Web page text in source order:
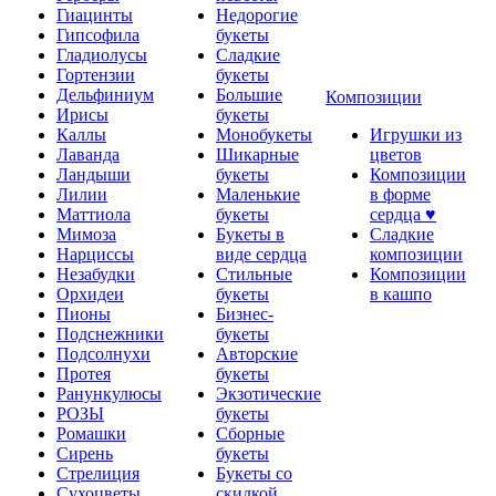
Гиацинты
Гипсофила
Гладиолусы
Гортензии
Дельфиниум
Ирисы
Каллы
Лаванда
Ландыши
Лилии
Маттиола
Мимоза
Нарциссы
Незабудки
Орхидеи
Пионы
Подснежники
Подсолнухи
Протея
Ранункулюсы
РОЗЫ
Ромашки
Сирень
Стрелиция
Недорогие
букеты
Сладкие
букеты
Большие
букеты
Монобукеты
Шикарные
букеты
Маленькие
букеты
Букеты в
виде сердца
Стильные
букеты
Бизнес-
букеты
Авторские
букеты
Экзотические
букеты
Сборные
букеты
Букеты со
Композиции
Игрушки из
цветов
Композиции
в форме
сердца ♥
Сладкие
композиции
Композиции
в кашпо